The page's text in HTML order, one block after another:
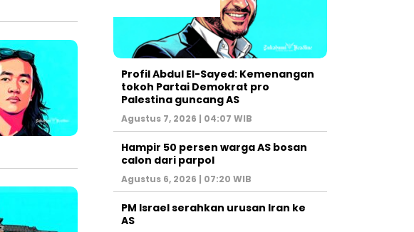
Profil Abdul El-Sayed: Kemenangan
tokoh Partai Demokrat pro
Palestina guncang AS
Agustus 7, 2026 | 04:07 WIB
Hampir 50 persen warga AS bosan
calon dari parpol
Agustus 6, 2026 | 07:20 WIB
PM Israel serahkan urusan Iran ke
AS